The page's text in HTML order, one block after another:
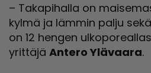
– Takapihalla on
kylmä ja lämmin palju
on 12 hengen
yrittäjä Antero Ylävaara.